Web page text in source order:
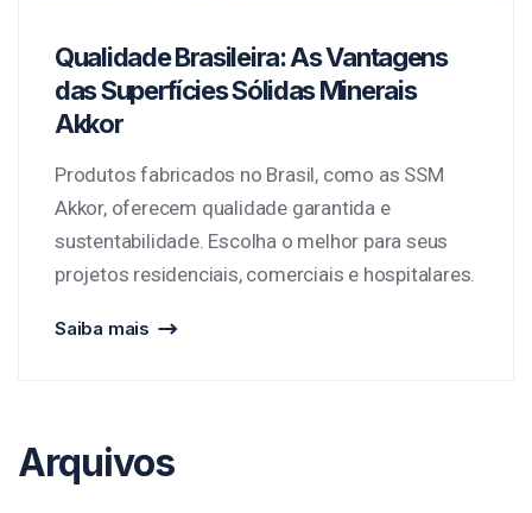
Qualidade Brasileira: As Vantagens
das Superfícies Sólidas Minerais
Akkor
Produtos fabricados no Brasil, como as SSM
Akkor, oferecem qualidade garantida e
sustentabilidade. Escolha o melhor para seus
projetos residenciais, comerciais e hospitalares.
Saiba mais
Arquivos